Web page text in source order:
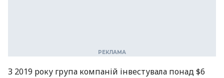
З 2019 року група компаній інвестувала понад $6